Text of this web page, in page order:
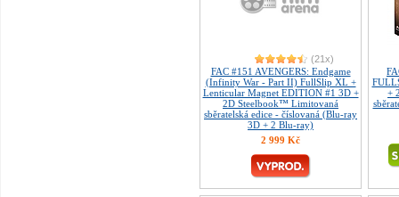
(21x)
FAC #151 AVENGERS: Endgame
(Infinity War - Part II) FullSlip XL +
Lenticular Magnet EDITION #1 3D +
2D Steelbook™ Limitovaná
sběratelská edice - číslovaná (Blu-ray
3D + 2 Blu-ray)
2 999 Kč
+